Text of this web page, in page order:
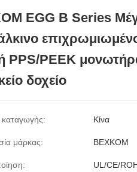
EGG B Series
PPS/PEEK
δοχείο
Κίνα
μάρκας: BEXKOM
UL/CE/